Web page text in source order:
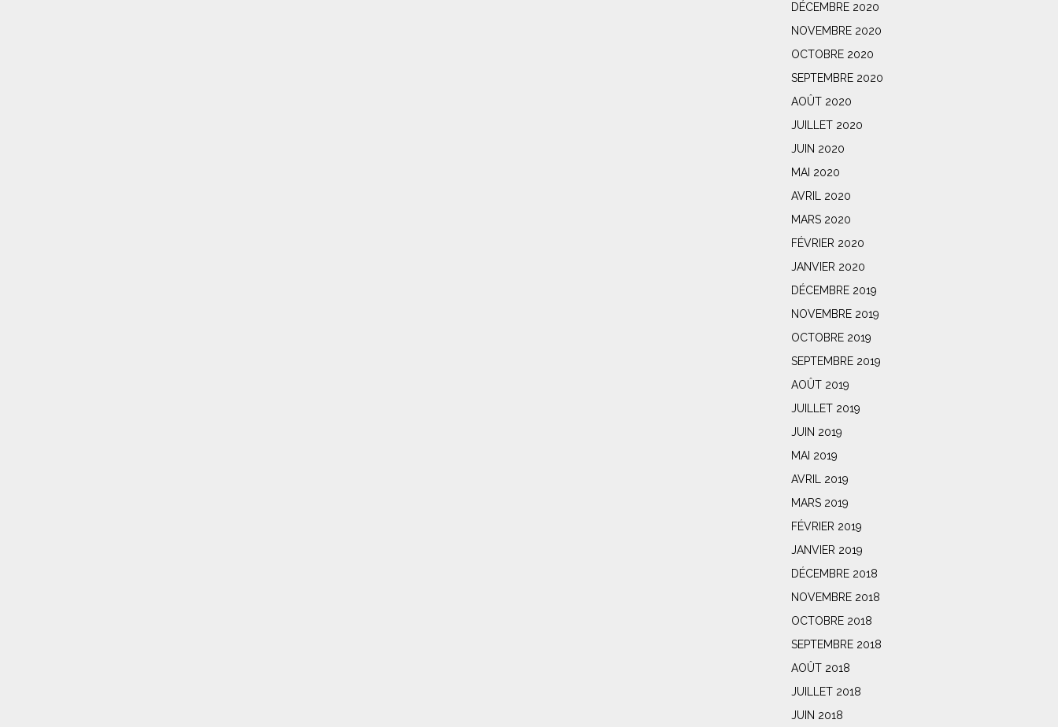
DÉCEMBRE 2020
NOVEMBRE 2020
OCTOBRE 2020
SEPTEMBRE 2020
AOÛT 2020
JUILLET 2020
JUIN 2020
MAI 2020
AVRIL 2020
MARS 2020
FÉVRIER 2020
JANVIER 2020
DÉCEMBRE 2019
NOVEMBRE 2019
OCTOBRE 2019
SEPTEMBRE 2019
AOÛT 2019
JUILLET 2019
JUIN 2019
MAI 2019
AVRIL 2019
MARS 2019
FÉVRIER 2019
JANVIER 2019
DÉCEMBRE 2018
NOVEMBRE 2018
OCTOBRE 2018
SEPTEMBRE 2018
AOÛT 2018
JUILLET 2018
JUIN 2018